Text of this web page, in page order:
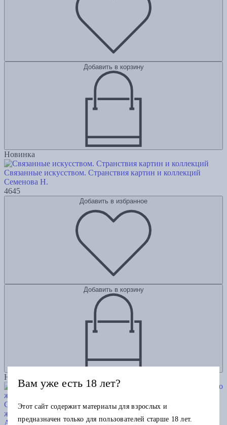
Добавить в корзину
Новинка
Связанные искусством. Странствия картин и коллекций
Семенова Н.
4645
Добавить в избранное
Добавить в корзину
Новинка
Смотреть и видеть. И почему в фотографии это не одно и то
же
Аристова А.
Вам уже есть 18 лет?
Этот сайт содержит материалы для взрослых и
предназначен только для пользователей старше 18 лет.